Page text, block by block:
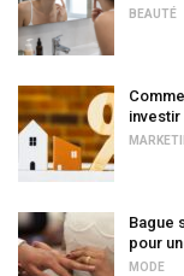
BEAUTÉ
investir
Bague
pour
MODE